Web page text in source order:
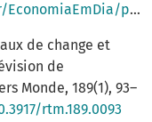
de change et
de
Monde, 189(1), 93–
rtm.189.0093